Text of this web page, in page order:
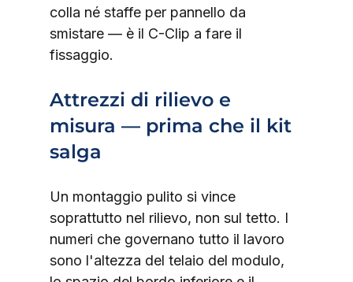
colla né staffe per pannello da
smistare — è il C-Clip a fare il
fissaggio.
Attrezzi di rilievo e
misura — prima che il kit
salga
Un montaggio pulito si vince
soprattutto nel rilievo, non sul tetto. I
numeri che governano tutto il lavoro
sono l'altezza del telaio del modulo,